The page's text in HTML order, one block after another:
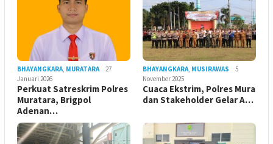
BHAYANGKARA, MURATARA
27
Januari 2026
Perkuat Satreskrim Polres
Muratara, Brigpol
Adenan…
BHAYANGKARA, MUSIRAWAS
5
November 2025
Cuaca Ekstrim, Polres Mura
dan Stakeholder Gelar A…